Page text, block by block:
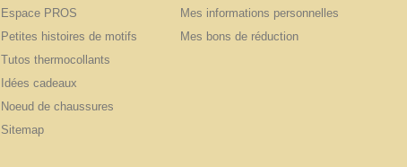
Espace PROS
Petites histoires de motifs
Tutos thermocollants
Idées cadeaux
Noeud de chaussures
Sitemap
Mes informations personnelles
Mes bons de réduction